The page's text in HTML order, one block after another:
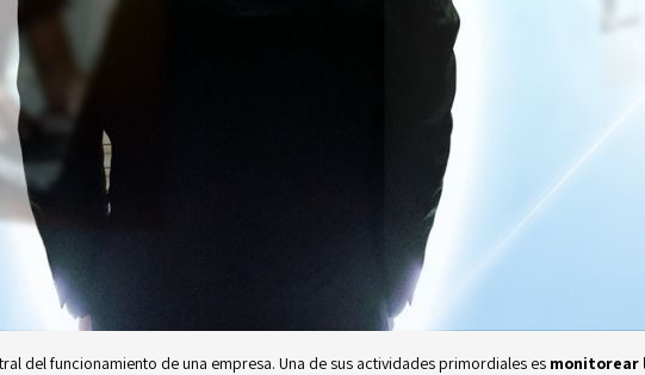
del funcionamiento de una empresa. Una de sus actividades primordiales es monitorear